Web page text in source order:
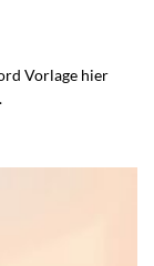
Vorlage hier